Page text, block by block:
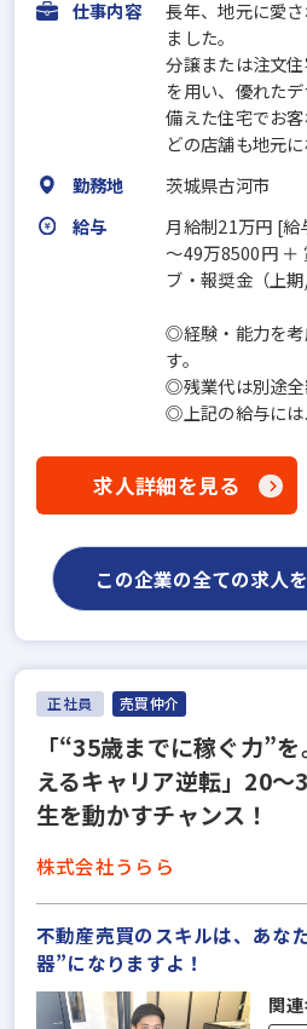
仕事内容
長年、地元に愛
ました。
分譲または注文
を用い、優れた
備えた住宅でお客
どの店舗も地元
勤務地
茨城県古河市
給与
月給制21万円 [
～49万8500円 ＋
ブ・報奨金（上期
◎経験・能力を考
す。
◎残業代は別途全
◎上記の給与には
求人詳細を見る
この企業の全ての求人
正社員 売買仲介
「“35歳までに稼ぐ力”
えるキャリア逆転」20
生を動かすチャンス！
株式会社うらら
不動産売買のスキルは、あな
器”になりますよ！
関